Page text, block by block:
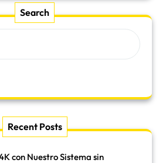
Search
Recent Posts
con Nuestro Sistema sin